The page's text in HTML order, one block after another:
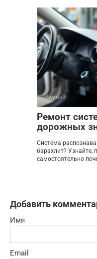
Ремонт
Ремонт
дорожных
Система
барахлит? Узнайте,
самостоятельно
Добавить
Имя
Email